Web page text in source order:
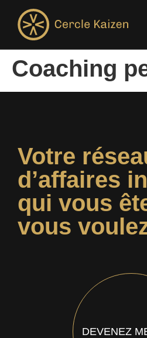
Coaching
Votre
d’affaires
qui vous
vous
DEVENEZ